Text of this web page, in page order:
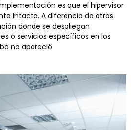
es que el hipervisor
intacto. A diferencia de otras
donde se despliegan
o servicios específicos en los
no apareció